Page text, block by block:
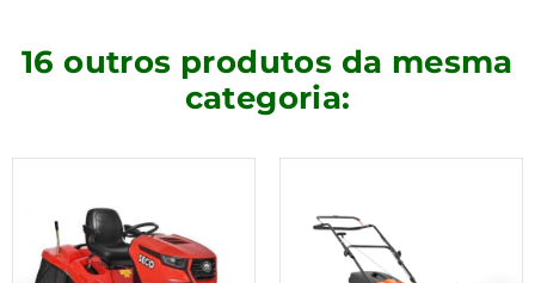
16 outros produtos da mesma
categoria: